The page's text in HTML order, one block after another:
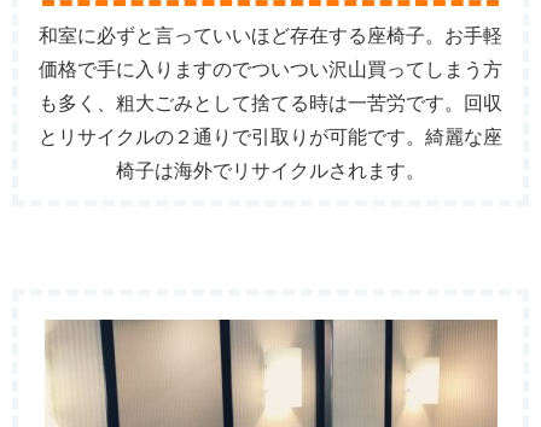
和室に必ずと言っていいほど存在する座椅子。お手軽
価格で手に入りますのでついつい沢山買ってしまう方
も多く、粗大ごみとして捨てる時は一苦労です。回収
とリサイクルの２通りで引取りが可能です。綺麗な座
椅子は海外でリサイクルされます。